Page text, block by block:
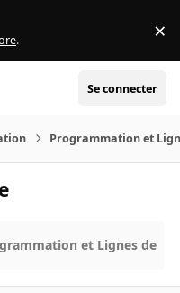
. ×
Se connecter
Programmation et
et Lignes de